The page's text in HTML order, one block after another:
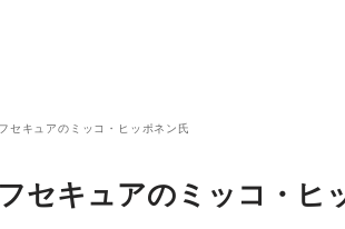
セキュアのミッコ・ヒッポネン氏
セキュアのミッコ・ヒ